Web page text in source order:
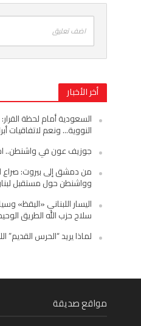
اضف تعليق
أخر الأخبار
السعودية أمام لحظة
النووية… ونعم لاتفاقيات
جوزيف عون في واشنطن..
من دمشق إلى بيروت: صراع
وواشنطن حول مستقبل
اليسار اللبناني «اليقظ»
سلاح حزب الله الطريق
لماذا يريد “الحرس القديم”
مواقع صديقة